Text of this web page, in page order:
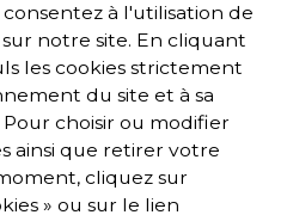
consentez à l'utilisation de
notre site. En cliquant
les cookies strictement
du site et à sa
choisir ou modifier
ainsi que retirer votre
cliquez sur
» ou sur le lien